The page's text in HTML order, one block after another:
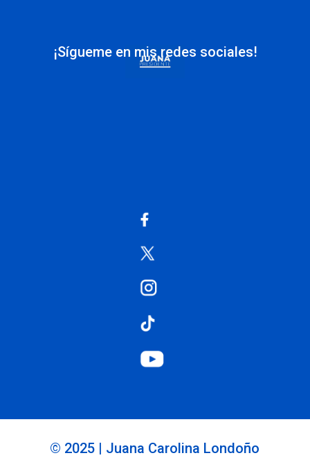
¡Sígueme en mis redes sociales!
© 2025 | Juana Carolina Londoño